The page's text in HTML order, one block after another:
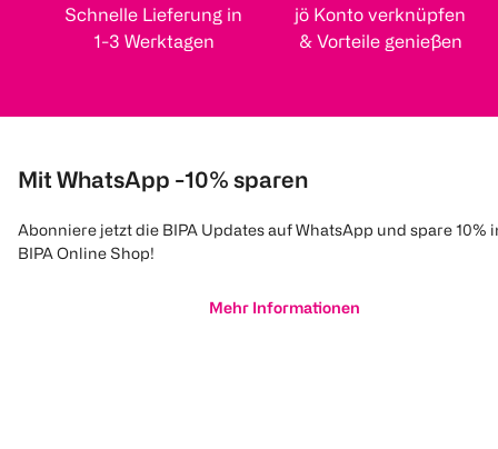
Schnelle Lieferung in
1-3 Werktagen
jö Konto verknüpfen
& Vorteile genießen
Mit WhatsApp -10% sparen
Abonniere jetzt die BIPA Updates auf WhatsApp und spare 10%
BIPA Online Shop!
Mehr Informationen